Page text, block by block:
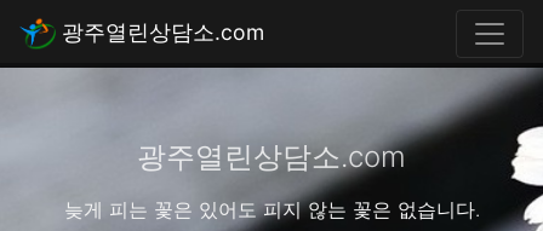
광주열린상담소.com
늦게 피는 꽃은 있어도 피지 않는 꽃은 없습니다.
광주열린상담소.com